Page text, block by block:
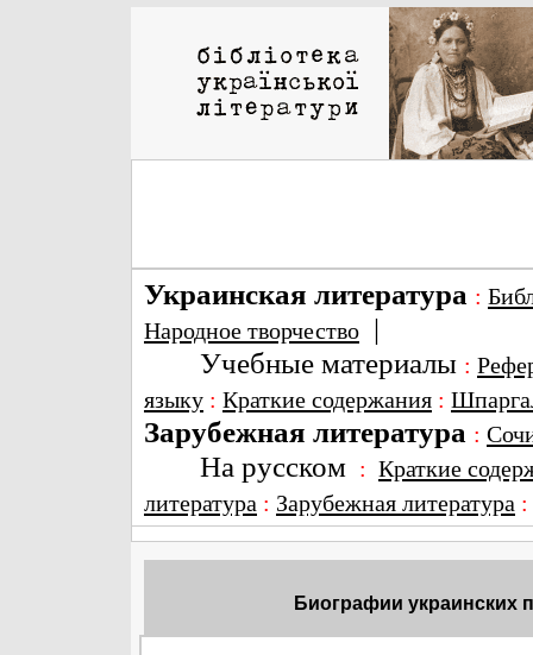
Украинская литература :
Народное творчество |
Учебные материалы :
языку : Краткие содержания :
Зарубежная литература :
На русском : Краткие
литература : Зарубежная литература
Биографии украинских